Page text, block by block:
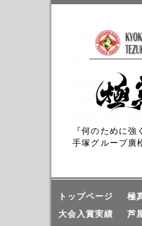
『何のために
手塚グループ廣
トップページ 極
大会入賞実績
芦